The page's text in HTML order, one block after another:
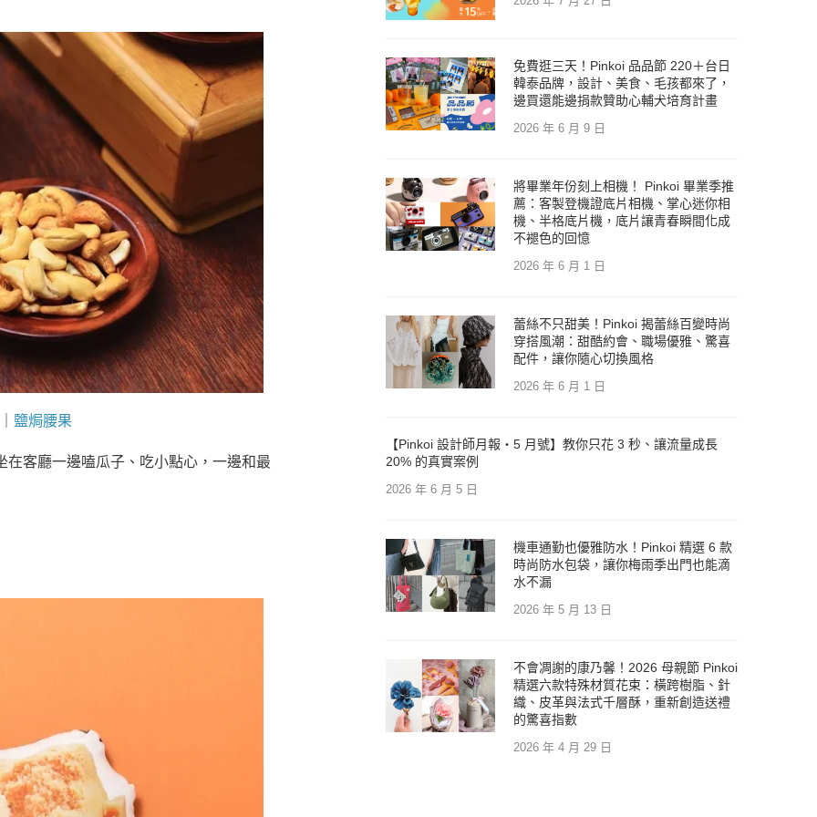
鹽焗腰果
客廳一邊嗑瓜子、吃小點心，一邊和最
免費逛三天！Pinkoi 品品節 220＋台日
韓泰品牌，設計、美食、毛孩都來了，
邊買還能邊捐款贊助心輔犬培育計畫
2026 年 6 月 9 日
將畢業年份刻上相機！ Pinkoi 畢業季推
薦：客製登機證底片相機、掌心迷你相
機、半格底片機，底片讓青春瞬間化成
不褪色的回憶
2026 年 6 月 1 日
蕾絲不只甜美！Pinkoi 揭蕾絲百變時尚
穿搭風潮：甜酷約會、職場優雅、驚喜
配件，讓你隨心切換風格
2026 年 6 月 1 日
【Pinkoi 設計師月報・5 月號】教你只花 3 秒、讓流量成長
20% 的真實案例
2026 年 6 月 5 日
機車通勤也優雅防水！Pinkoi 精選 6 款
時尚防水包袋，讓你梅雨季出門也能滴
水不漏
2026 年 5 月 13 日
不會凋謝的康乃馨！2026 母親節 Pinkoi
精選六款特殊材質花束：橫跨樹脂、針
織、皮革與法式千層酥，重新創造送禮
的驚喜指數
2026 年 4 月 29 日